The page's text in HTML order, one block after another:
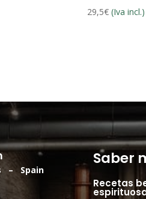
29,5€ (Iva incl.)
– Spain
Saber
Recetas